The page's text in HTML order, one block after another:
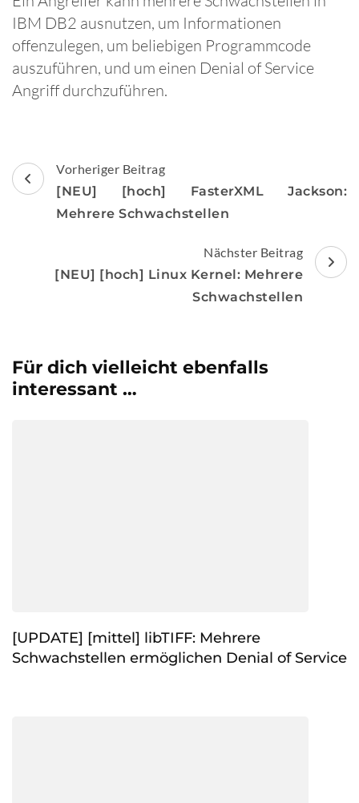
IBM DB2 ausnutzen, um Informationen
offenzulegen, um beliebigen Programmcode
auszuführen, und um einen Denial of Service
Angriff durchzuführen.
Beitragsnavigation
Vorheriger Beitrag
[NEU] [hoch] FasterXML Jackson:
Mehrere Schwachstellen
Nächster Beitrag
[NEU] [hoch] Linux Kernel: Mehrere
Schwachstellen
Für dich vielleicht ebenfalls
interessant …
[UPDATE] [mittel] libTIFF: Mehrere
Schwachstellen ermöglichen Denial of Service